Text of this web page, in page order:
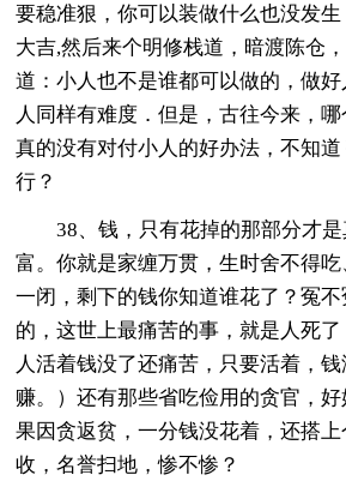
要稳准狠，你可以装做什么也没发
大吉,然后来个明修栈道，暗渡陈仓
道：小人也不是谁都可以做的，做
人同样有难度．但是，古往今来，哪
真的没有对付小人的好办法，不知
行？
38、钱，只有花掉的那部分才
富。你就是家缠万贯，生时舍不得
一闭，剩下的钱你知道谁花了？冤
的，这世上最痛苦的事，就是人死
人活着钱没了还痛苦，只要活着，
赚。）还有那些省吃俭用的贪官，
果因贪返贫，一分钱没花着，还搭
收，名誉扫地，惨不惨？